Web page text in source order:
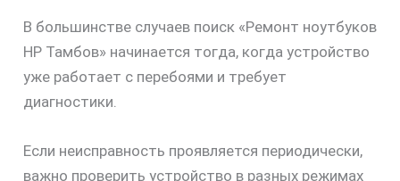
В большинстве случаев поиск «Ремонт ноутбуков
HP Тамбов» начинается тогда, когда устройство
уже работает с перебоями и требует
диагностики.
Если неисправность проявляется периодически,
важно проверить устройство в разных режимах